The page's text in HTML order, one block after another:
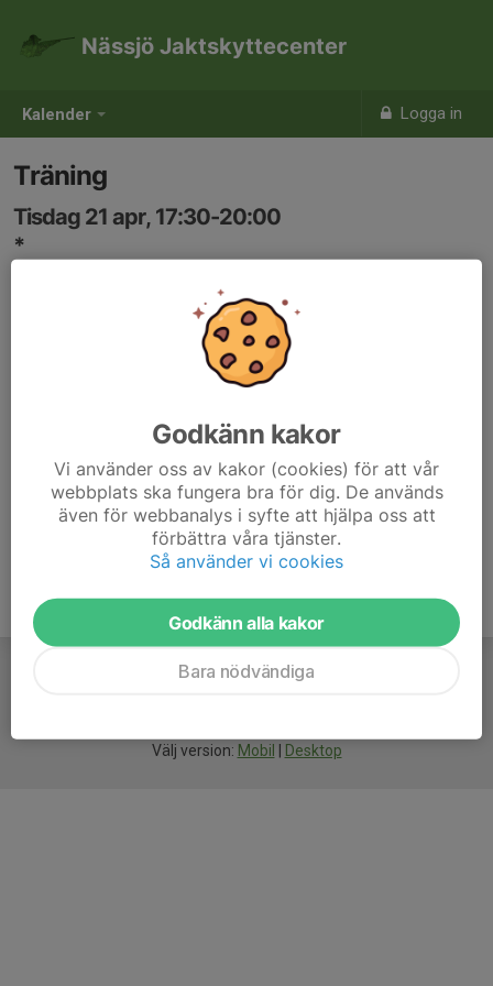
Kalender Logga in
Nässjö Jaktskyttecenter
Träning
Tisdag 21 apr, 17:30-20:00
*
Välj version: Mobil Desktop
Godkänn kakor
Vi använder oss av kakor (cookies) för att vår
webbplats ska fungera bra för dig. De används
även för webbanalys i syfte att hjälpa oss att
förbättra våra tjänster.
Så använder vi cookies
Godkänn alla kakor
Bara nödvändiga